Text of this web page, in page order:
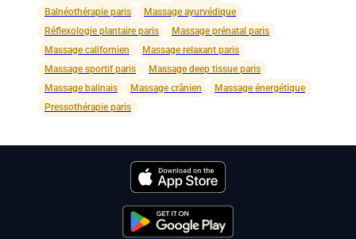
Balnéothérapie paris
Massage ayurvédique
Réflexologie plantaire paris
Massage prénatal paris
Massage californien
Massage relaxant paris
Massage sportif paris
Massage deep tissue paris
Massage balinais
Massage crânien
Massage énergétique
Pressothérapie paris